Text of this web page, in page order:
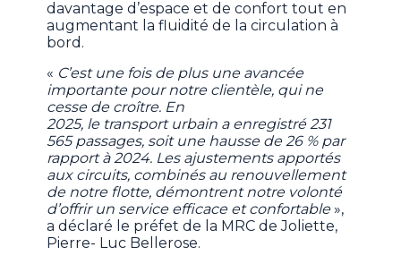
davantage d’espace et de confort tout en
augmentant la fluidité de la circulation à
bord.
« C’est une fois de plus une avancée
importante pour notre clientèle, qui ne
cesse de croître. En
2025, le transport urbain a enregistré 231
565 passages, soit une hausse de 26 % par
rapport à 2024. Les ajustements apportés
aux circuits, combinés au renouvellement
de notre flotte, démontrent notre volonté
d’offrir un service efficace et confortable»,
a déclaré le préfet de la MRC de Joliette,
Pierre- Luc Bellerose.